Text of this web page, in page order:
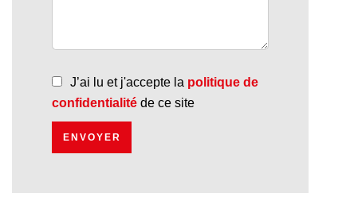
J’ai lu et j'accepte la politique de
confidentialité de ce site
ENVOYER